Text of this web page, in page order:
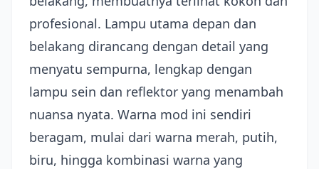
profesional. Lampu utama depan dan
belakang dirancang dengan detail yang
menyatu sempurna, lengkap dengan
lampu sein dan reflektor yang menambah
nuansa nyata. Warna mod ini sendiri
beragam, mulai dari warna merah, putih,
biru, hingga kombinasi warna yang